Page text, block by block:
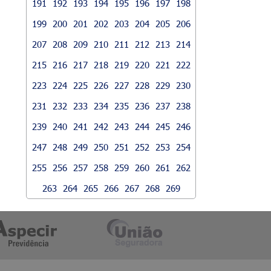
191
192 193 194 195 196 197
198
199
200 201 202 203 204 205
206
207
208 209 210 211 212 213
214
215
216 217 218 219 220 221
222
223
224 225 226 227 228 229
230
231
232 233 234 235 236 237
238
239
240 241 242 243 244 245
246
247
248 249 250 251 252 253
254
255
256 257 258 259 260 261
262
263
264 265 266 267 268 269